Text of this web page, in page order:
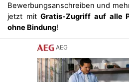
Bewerbungsanschreiben und
jetzt mitGratis-Zugriff auf alle
ohne Bindung!